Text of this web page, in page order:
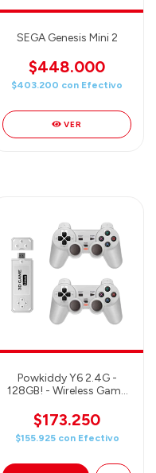
SEGA Genesis Mini 2
$448.000
$403.200 con Efectivo
VER
Powkiddy Y6 2.4G -
128GB! - Wireless Game
Portable Video Game
Console 4K HD Support
Multiplayer
$173.250
$155.925 con Efectivo